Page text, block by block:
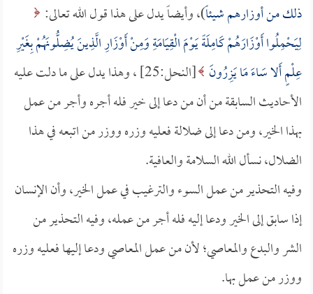
ذلك من أوزارهم شيئاً)، وأيضاً يدل على هذا قول الله تعالى:
لِيَحْمِلُوا أَوْزَارَهُمْ كَامِلَةً يَوْمَ الْقِيَامَةِ وَمِنْ أَوْزَارِ الَّذِينَ يُضِلُّونَهُمْ بِغَيْرِ
عِلْمٍ أَلا سَاءَ مَا يَزِرُونَ
[النحل:25] ، وهذا يدل على ما دلت عليه
الأحاديث السابقة من أن من دعا إلى خير فله أجره وأجر من عمل
بهذا الخير، ومن دعا إلى ضلالة فعليه وزره ووزر من اتبعه في هذا
الضلال، نسأل الله السلامة والعافية.
وفيه التحذير من عمل السوء والترغيب في عمل الخير، وأن الإنسان
إذا سابق إلى الخير ودعا إليه فله أجر من عمله، وفيه التحذير من
الشر والبدع والمعاصي؛ لأن من عمل المعاصي ودعا إليها فعليه وزره
ووزر من عمل بها.